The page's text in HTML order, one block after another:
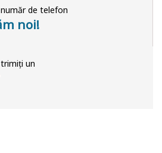
de telefon
noi!
un